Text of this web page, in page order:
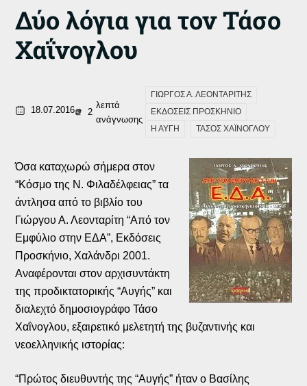
Δύο λόγια για τον Τάσο
Χαΐνογλου
18.07.2016 2
λεπτά
ανάγνωσης
ΓΙΩΡΓΟΣ Α. ΛΕΟΝΤΑΡΙΤΗΣ
ΕΚΔΟΣΕΙΣ ΠΡΟΣΚΗΝΙΟ
Η ΑΥΓΗ
ΤΑΣΟΣ ΧΑΪΝΟΓΛΟΥ
Όσα καταχωρώ σήμερα στον
“Κόσμο της Ν. Φιλαδέλφειας” τα
άντλησα από το βιβλίο του
Γιώργου Α. Λεονταρίτη “Από τον
Εμφύλιο στην ΕΔΑ”, Εκδόσεις
Προσκήνιο, Χαλάνδρι 2001.
Αναφέρονται στον αρχισυντάκτη
της προδικτατορικής “Αυγής” και
διαλεχτό δημοσιογράφο Τάσο
Χαΐνογλου, εξαιρετικό μελετητή της βυζαντινής και
νεοελληνικής ιστορίας:
“Πρώτος διευθυντής της “Αυγής” ήταν ο Βασίλης